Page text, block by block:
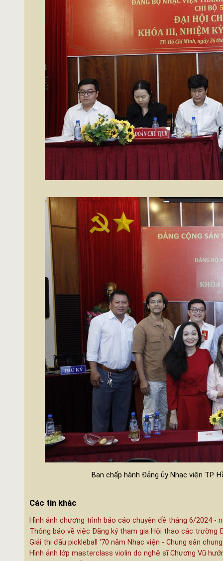
Ban chấp hành Đảng ủy Nhạc viện TP.
Các tin khác
Hình ảnh chương trình báo cáo chuyên đề tháng 6/2024 -
Thông báo về việc Đăng ký tham gia Hội thao các trường
Giải thi đấu pickleball '70 năm Nhạc viện - Chung sân
Hình ảnh lớp masterclass violin do nghệ sĩ Chương Vũ